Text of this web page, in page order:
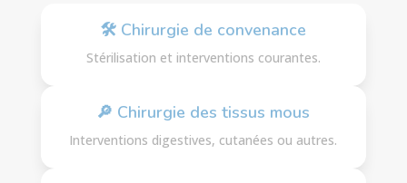
🛠 Chirurgie de convenance
Stérilisation et interventions courantes.
🔎 Chirurgie des tissus mous
Interventions digestives, cutanées ou autres.